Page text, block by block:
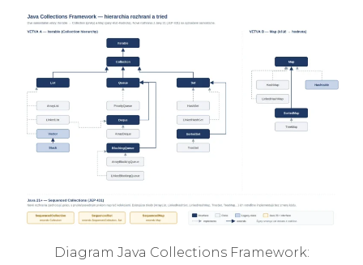
Diagram Java Collections Framework: